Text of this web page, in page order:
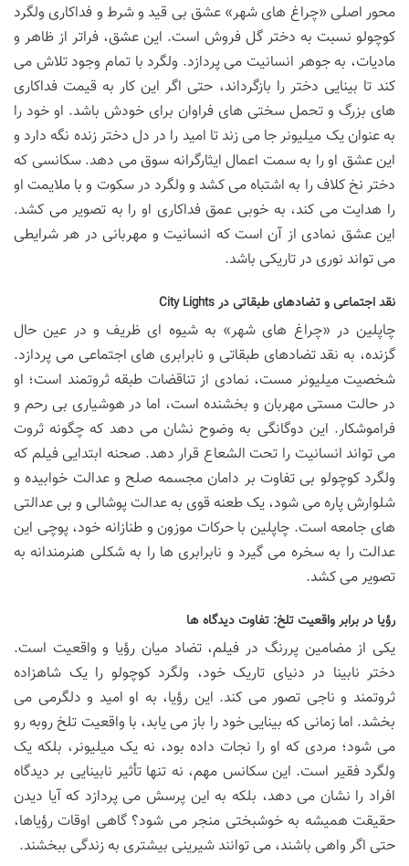
محور اصلی «چراغ های شهر» عشق بی قید و شرط و فداکاری ولگرد
کوچولو نسبت به دختر گل فروش است. این عشق، فراتر از ظاهر و
مادیات، به جوهر انسانیت می پردازد. ولگرد با تمام وجود تلاش می
کند تا بینایی دختر را بازگرداند، حتی اگر این کار به قیمت فداکاری
های بزرگ و تحمل سختی های فراوان برای خودش باشد. او خود را
به عنوان یک میلیونر جا می زند تا امید را در دل دختر زنده نگه دارد و
این عشق او را به سمت اعمال ایثارگرانه سوق می دهد. سکانسی که
دختر نخ کلاف را به اشتباه می کشد و ولگرد در سکوت و با ملایمت او
را هدایت می کند، به خوبی عمق فداکاری او را به تصویر می کشد.
این عشق نمادی از آن است که انسانیت و مهربانی در هر شرایطی
می تواند نوری در تاریکی باشد.
نقد اجتماعی و تضادهای طبقاتی در City Lights
چاپلین در «چراغ های شهر» به شیوه ای ظریف و در عین حال
گزنده، به نقد تضادهای طبقاتی و نابرابری های اجتماعی می پردازد.
شخصیت میلیونر مست، نمادی از تناقضات طبقه ثروتمند است؛ او
در حالت مستی مهربان و بخشنده است، اما در هوشیاری بی رحم و
فراموشکار. این دوگانگی به وضوح نشان می دهد که چگونه ثروت
می تواند انسانیت را تحت الشعاع قرار دهد. صحنه ابتدایی فیلم که
ولگرد کوچولو بی تفاوت بر دامان مجسمه صلح و عدالت خوابیده و
شلوارش پاره می شود، یک طعنه قوی به عدالت پوشالی و بی عدالتی
های جامعه است. چاپلین با حرکات موزون و طنازانه خود، پوچی این
عدالت را به سخره می گیرد و نابرابری ها را به شکلی هنرمندانه به
تصویر می کشد.
رؤیا در برابر واقعیت تلخ: تفاوت دیدگاه ها
یکی از مضامین پررنگ در فیلم، تضاد میان رؤیا و واقعیت است.
دختر نابینا در دنیای تاریک خود، ولگرد کوچولو را یک شاهزاده
ثروتمند و ناجی تصور می کند. این رؤیا، به او امید و دلگرمی می
بخشد. اما زمانی که بینایی خود را باز می یابد، با واقعیت تلخ روبه رو
می شود؛ مردی که او را نجات داده بود، نه یک میلیونر، بلکه یک
ولگرد فقیر است. این سکانس مهم، نه تنها تأثیر نابینایی بر دیدگاه
افراد را نشان می دهد، بلکه به این پرسش می پردازد که آیا دیدن
حقیقت همیشه به خوشبختی منجر می شود؟ گاهی اوقات رؤیاها،
حتی اگر واهی باشند، می توانند شیرینی بیشتری به زندگی ببخشند.